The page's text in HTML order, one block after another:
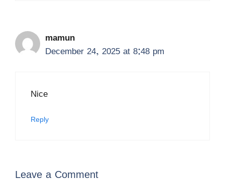
mamun
December 24, 2025 at 8:48 pm
Nice
Reply
Leave a Comment